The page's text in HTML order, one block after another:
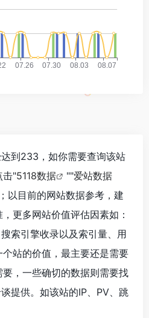
到233，如你需要查询该站
击"5118数据 ""爱站数据
以目前的网站数据参考，建
更多网站价值评估因素如：
索引擎收录以及索引量、用
站的价值，最主要还是需要
，一些确切的数据则需要找
提供。如该站的IP、PV、跳